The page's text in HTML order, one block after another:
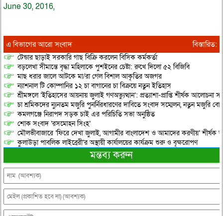
June 30, 2016,
এ বিভাগের আরো সংবাদ বিস্তারিত:
টেন্ডার ছাড়াই সরকারি গাছ বিক্রি করলেন বিসিক কর্মকর্তা
বড়লেখা সীমান্তে বৃদ্ধা মহিলাকে পুশইনের চেষ্টা: রুখে দিলো ৫২ বিজিবি
মাছ ধরার জালে আটকে মা/রা গেল বিশাল আকৃতির অজগর
ন্যাশনাল টি কোম্পানির ১২ চা বাগানের চা বিক্রয়ে নতুন ইতিহাস
শ্রীমঙ্গলে ‘ইতিহাসের আয়নায় জুলাই গণঅভ্যুত্থান’: প্রত্যাশা-প্রাপ্তি শীর্ষক আলোচনা
চা শ্রমিকদের ন্যুনতম মজুরি পুনর্নিরধারণের দাবিতে সংবাদ সম্মেলন, নতুন মজুরি
কমলগঞ্জে নিরাপদ সড়ক চাই এর পরিচিতি সভা অনুষ্ঠিত
শোক সংবাদ ‘রসমোহন সিংহ’
মৌলভীবাজারে ‘ফিরে দেখা জুলাই, আগামীর বাংলাদেশ ও আমাদের করণীয়’ শীর্ষক
কুলাউড়া পাবলিক লাইব্রেরী’র অস্থায়ী কার্যালয়ের কার্যক্রম শুরু ও বৃক্ষরোপণ
মন্তব্য করুন